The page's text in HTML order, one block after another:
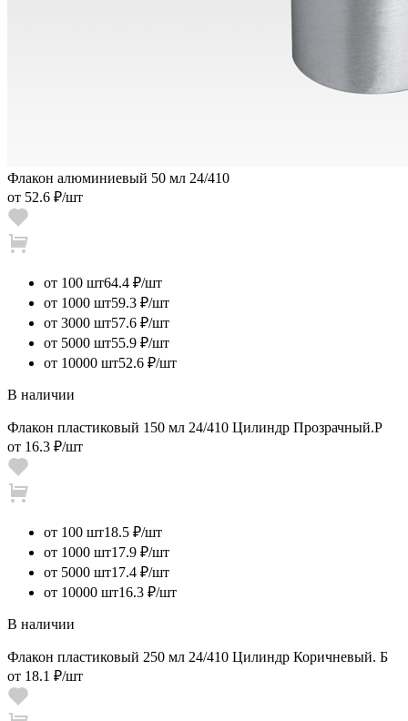
Флакон алюминиевый 50 мл 24/410
от 52.6 ₽/шт
от 100 шт64.4 ₽/шт
от 1000 шт59.3 ₽/шт
от 3000 шт57.6 ₽/шт
от 5000 шт55.9 ₽/шт
от 10000 шт52.6 ₽/шт
В наличии
Флакон пластиковый 150 мл 24/410 Цилиндр Прозрачный.Р
от 16.3 ₽/шт
от 100 шт18.5 ₽/шт
от 1000 шт17.9 ₽/шт
от 5000 шт17.4 ₽/шт
от 10000 шт16.3 ₽/шт
В наличии
Флакон пластиковый 250 мл 24/410 Цилиндр Коричневый. Б
от 18.1 ₽/шт